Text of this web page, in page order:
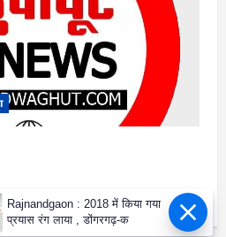
6, 2026
Rajnandgaon : 2018 में किया गया
प्रयास रंग लाया , डोंगरगढ़-क